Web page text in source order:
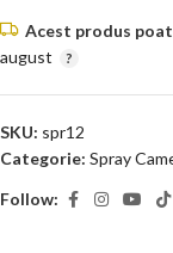
Acest produs
august
SKU: spr12
Categorie: Spray
Follow: